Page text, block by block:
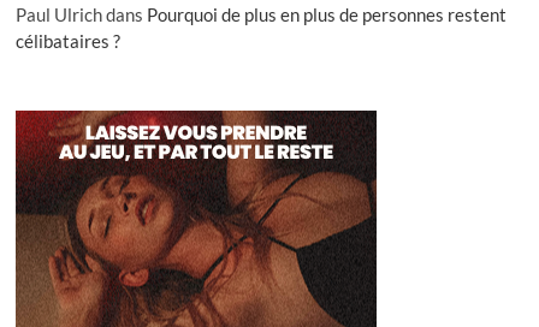
Paul Ulrichdans Pourquoi de plus en plus de personnes restent
célibataires ?